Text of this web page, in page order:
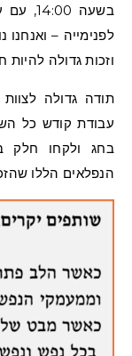
בשעה
לפנימייה –
וזכות גדולה
תודה גדולה
עבודת קודש כל
בחג ולקחו חלק
הנפלאים הללו